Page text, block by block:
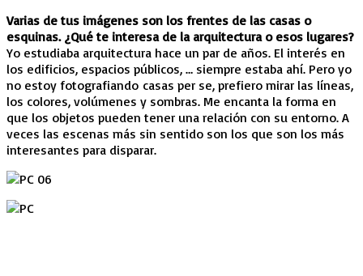
Varias de tus imágenes son los frentes de las casas o
esquinas. ¿Qué te interesa de la arquitectura o esos lugares?
Yo estudiaba arquitectura hace un par de años. El interés en
los edificios, espacios públicos, … siempre estaba ahí. Pero yo
no estoy fotografiando casas per se, prefiero mirar las líneas,
los colores, volúmenes y sombras. Me encanta la forma en
que los objetos pueden tener una relación con su entorno. A
veces las escenas más sin sentido son los que son los más
interesantes para disparar.